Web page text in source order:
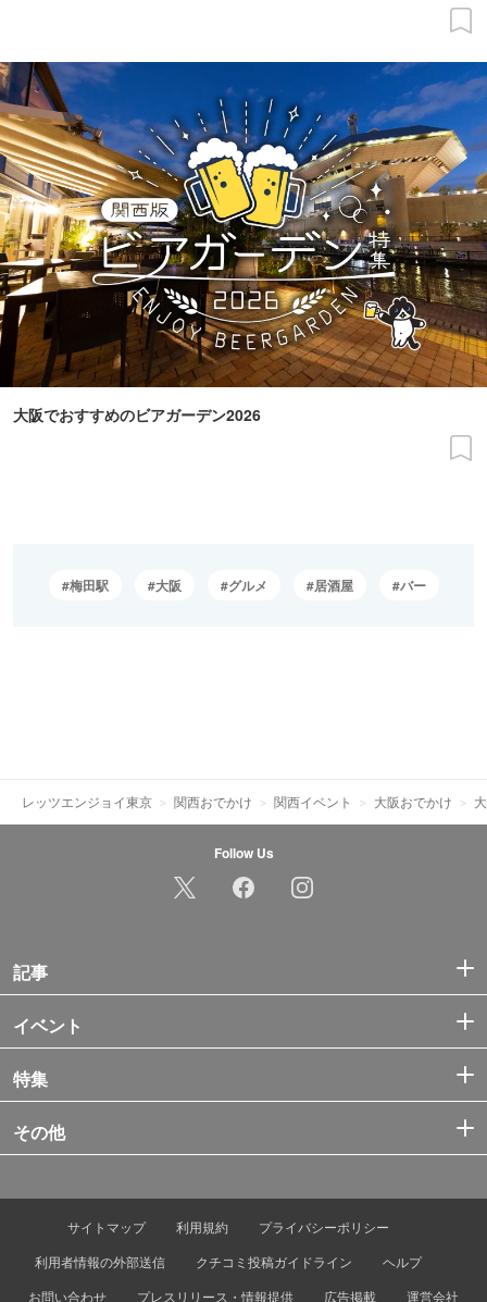
大阪でおすすめのビアガーデン2026
梅田駅 大阪 グルメ 居酒屋 バー
レッツエンジョイ東京 関西おでかけ 関西イベント 大阪おでかけ
Follow Us
記事
イベント
特集
その他
サイトマップ 利用規約
プライバシーポリシー
利用者情報の外部送信
クチコミ投稿ガイドライン
ヘルプ
お問い合わせ
プレスリリース・情報提供 広告掲載 運営会社